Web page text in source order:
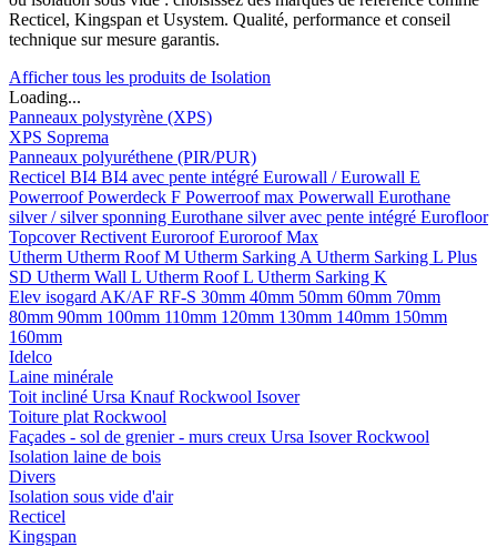
Recticel, Kingspan et Usystem. Qualité, performance et conseil
technique sur mesure garantis.
Afficher tous les produits de Isolation
Loading...
Panneaux polystyrène (XPS)
XPS Soprema
Panneaux polyuréthene (PIR/PUR)
Recticel BI4 BI4 avec pente intégré Eurowall / Eurowall E
PowerroofPowerdeck F Powerroof max Powerwall Eurothane
silver / silver sponning Eurothane silver avec pente intégré Eurofloor
TopcoverRectivent EuroroofEuroroof Max
Utherm Utherm Roof M Utherm Sarking A Utherm Sarking L Plus
SD Utherm Wall L Utherm Roof L Utherm Sarking K
Elev isogard AK/AF RF-S 30mm 40mm 50mm 60mm 70mm
80mm 90mm 100mm 110mm 120mm 130mm 140mm 150mm
160mm
Idelco
Laine minérale
Toit incliné Ursa KnaufRockwool Isover
Toiture plat Rockwool
Façades - sol de grenier - murs creux Ursa IsoverRockwool
Isolation laine de bois
Divers
Isolation sous vide d'air
Recticel
Kingspan